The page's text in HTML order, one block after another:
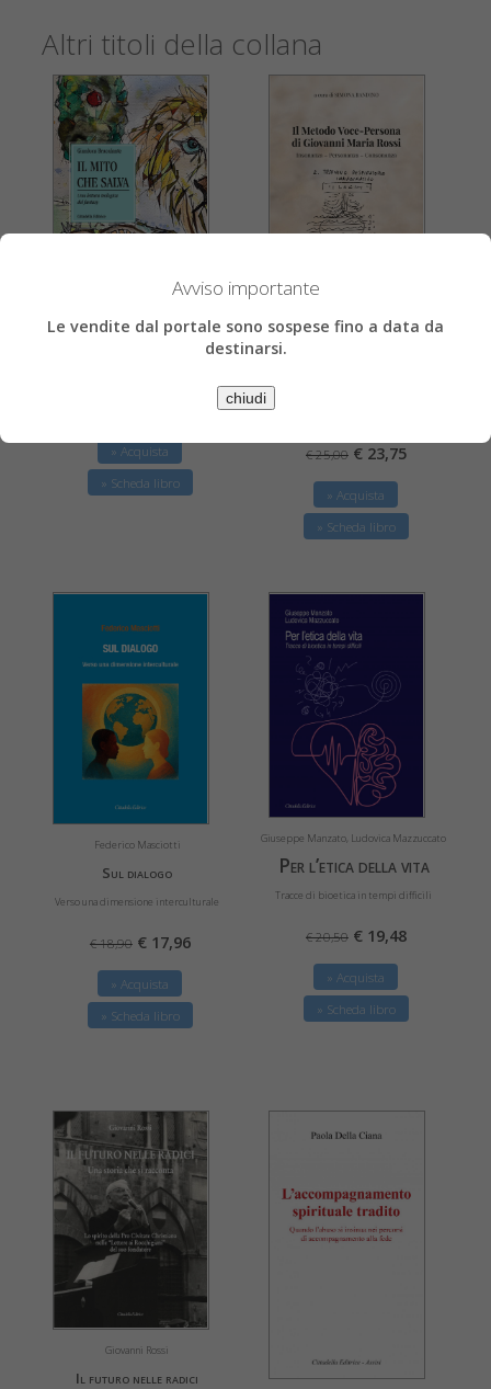
Altri titoli della collana
Il mito che salva
» Acquista
» Scheda libro
Il Metodo Voce-
Persona di Giovanni
Insonanza – Personanza – Consonanza
€ 25,00 € 23,75
» Acquista
» Scheda libro
Federico Masciotti
Sul dialogo
Verso una dimensione interculturale
€ 18,90 € 17,96
» Acquista
» Scheda libro
Giuseppe Manzato, Ludovica Mazzuccato
Per l’etica della vita
Tracce di bioetica in tempi difficili
€ 20,50 € 19,48
» Acquista
» Scheda libro
Giovanni Rossi
Il futuro nelle radici
Avviso importante
Le vendite dal portale sono sospese fino a data da
destinarsi.
chiudi